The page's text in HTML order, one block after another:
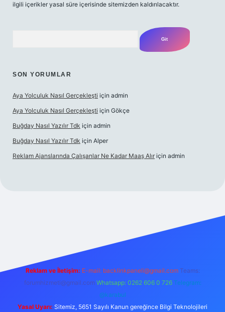
ilgili içerikler yasal süre içerisinde sitemizden kaldırılacaktır.
SON YORUMLAR
Aya Yolculuk Nasıl Gerçekleşti için admin
Aya Yolculuk Nasıl Gerçekleşti için Gökçe
Buğday Nasıl Yazılır Tdk için admin
Buğday Nasıl Yazılır Tdk için Alper
Reklam Ajanslarında Çalışanlar Ne Kadar Maaş Alır için admin
Reklam ve İletişim: E-mail: backlinkpaneli@gmail.com Teams:
forumhizmeti@gmail.com Whatsapp: 0262 606 0 726 Telegram:
@karabul
Yasal Uyarı: Sitemiz, 5651 Sayılı Kanun gereğince Bilgi Teknolojileri